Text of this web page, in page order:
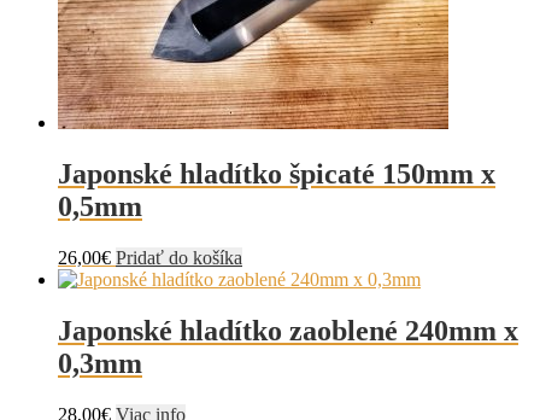
Japonské hladítko špicaté 150mm x
0,5mm
26,00€ Pridať do košíka
Japonské hladítko zaoblené 240mm x
0,3mm
28,00€ Viac info